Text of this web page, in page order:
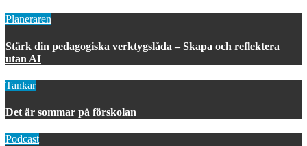
Planeraren
Stärk din pedagogiska verktygslåda – Skapa och reflektera
utan AI
Tankar
Det är sommar på förskolan
Podcast